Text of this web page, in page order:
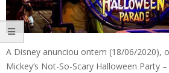
A Disney anunciou ontem (18/06/2020),
Mickey’s Not-So-Scary Halloween Party